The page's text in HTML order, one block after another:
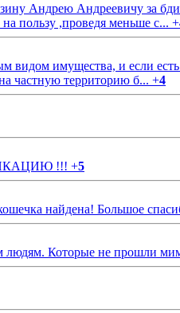
Андрею Андреевичу за
пользу ,проведя меньше с... +
имущества, и если
частную территорию б... +4
!!! +5
найдена! Большое
людям. Которые не прошли